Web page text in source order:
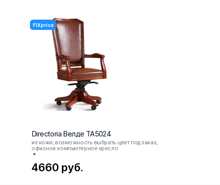
FIXprice
Directoria Велде ТА5024
из кожи, возможность выбрать цвет под заказ,
офисное компьютерное кресло
4660 руб.